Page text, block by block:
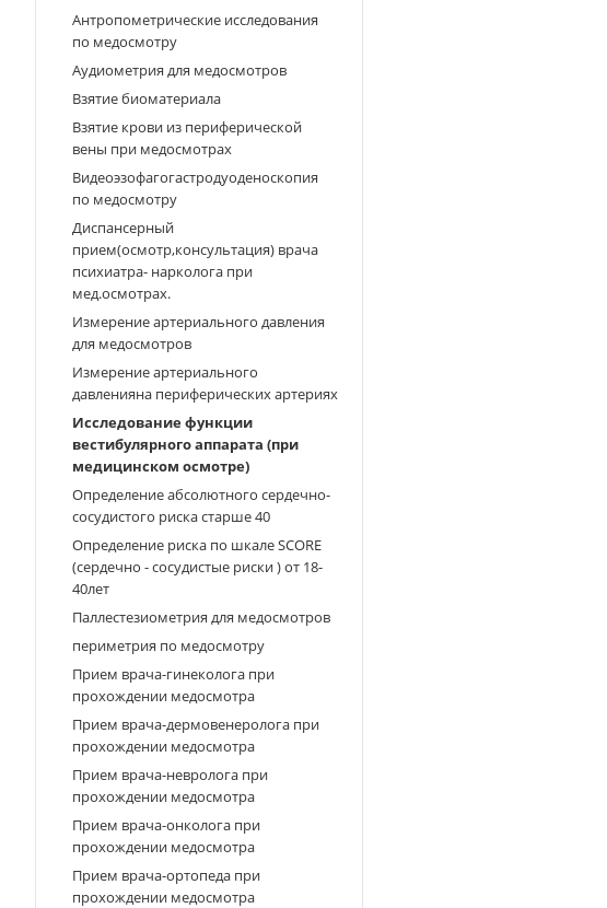
Антропометрические исследования
по медосмотру
Аудиометрия для медосмотров
Взятие биоматериала
Взятие крови из периферической
вены при медосмотрах
Видеоэзофагогастродуоденоскопия
по медосмотру
Диспансерный
прием(осмотр,консультация) врача
психиатра- нарколога при
мед.осмотрах.
Измерение артериального давления
для медосмотров
Измерение артериального
давленияна периферических артериях
Исследование функции
вестибулярного аппарата (при
медицинском осмотре)
Определение абсолютного сердечно-
сосудистого риска старше 40
Определение риска по шкале SCORE
(сердечно - сосудистые риски ) от 18-
40лет
Паллестезиометрия для медосмотров
периметрия по медосмотру
Прием врача-гинеколога при
прохождении медосмотра
Прием врача-дермовенеролога при
прохождении медосмотра
Прием врача-невролога при
прохождении медосмотра
Прием врача-онколога при
прохождении медосмотра
Прием врача-ортопеда при
прохождении медосмотра